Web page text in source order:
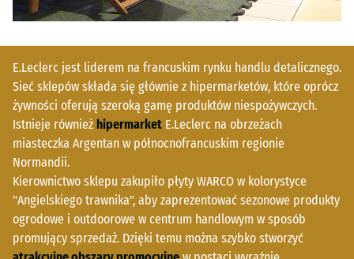
E.Leclerc jest liderem na francuskim rynku handlu detalicznego.
Sieć sklepów składa się głównie z hipermarketów, które oprócz
żywności oferują szeroką gamę produktów niespożywczych.
Istnieje również hipermarket E.Leclerc na obrzeżach
miasteczka Argentan w północnofrancuskim regionie
Normandii.
Kierownictwo sklepu zakupiło płyty WARCO w kolorystyce
"Angielskiego trawnika", aby zaprezentować sezonowe produkty
ogrodowe i outdoorowe w centrum handlowym w sposób
promujący sprzedaż. Dzięki temu można szybko stworzyć